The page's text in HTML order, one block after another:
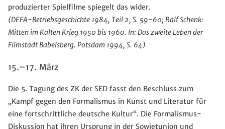
produzierter Spielfilme spiegelt das wider.
(DEFA-Betriebsgeschichte 1984, Teil 2, S. 59-60; Ralf Schenk:
Mitten im Kalten Krieg 1950 bis 1960. In: Das zweite Leben der
Filmstadt Babelsberg. Potsdam 1994, S. 64)
15.–17. März
Die 5. Tagung des ZK der SED fasst den Beschluss zum
„Kampf gegen den Formalismus in Kunst und Literatur für
eine fortschrittliche deutsche Kultur“. Die Formalismus-
Diskussion hat ihren Ursprung in der Sowjetunion und